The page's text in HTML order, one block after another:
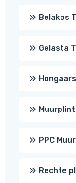
Belakos
Gelasta
PPC
Rechte